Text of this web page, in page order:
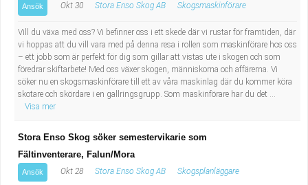
Ansök Okt 30 Stora Enso Skog AB Skogsmaskinförare
Vill du växa med oss? Vi befinner oss i ett skede där vi rustar för framtiden, där
vi hoppas att du vill vara med på denna resa i rollen som maskinförare hos oss
– ett jobb som är perfekt för dig som gillar att vistas ute i skogen och som
föredrar skiftarbete! Med oss växer skogen, människorna och affärerna. Vi
söker nu en skogsmaskinförare till ett av våra maskinlag där du kommer köra
skotare och skördare i en gallringsgrupp. Som maskinförare har du det ...
Visa mer
Stora Enso Skog söker semestervikarie som
Fältinventerare, Falun/Mora
Ansök Okt 28 Stora Enso Skog AB Skogsplanläggare